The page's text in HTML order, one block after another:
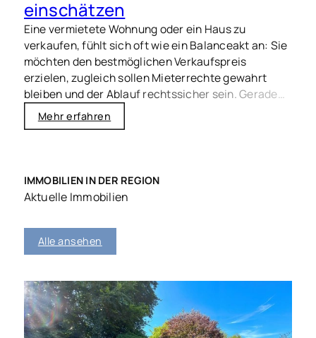
einschätzen
Eine vermietete Wohnung oder ein Haus zu
verkaufen, fühlt sich oft wie ein Balanceakt an: Sie
möchten den bestmöglichen Verkaufspreis
erzielen, zugleich sollen Mieterrechte gewahrt
bleiben und der Ablauf rechtssicher sein. Gerade
2026 ist Transparenz entscheidend – für Käufer,
Mieter und Banken, die häufig sehr genau
Mehr erfahren
IMMOBILIEN IN DER REGION
Aktuelle Immobilien
Alle ansehen